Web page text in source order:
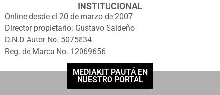
INSTITUCIONAL
Online desde el 20 de marzo de 2007
Director propietario: Gustavo Saldeño
D.N.D Autor No. 5075834
Reg. de Marca No. 12069656
MEDIAKIT PAUTÁ EN
NUESTRO PORTAL